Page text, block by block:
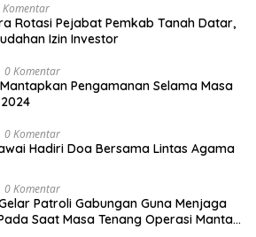
Komentar
Rotasi Pejabat Pemkab Tanah Datar,
Izin Investor
0 Komentar
Pengamanan Selama Masa
0 Komentar
Hadiri Doa Bersama Lintas Agama
0 Komentar
Patroli Gabungan Guna Menjaga
Saat Masa Tenang Operasi Mantap